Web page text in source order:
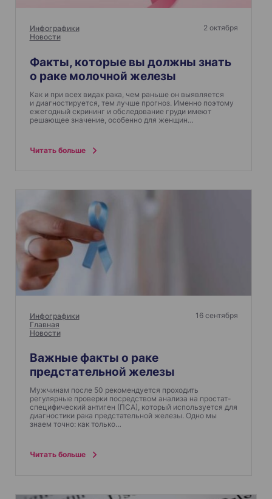
Инфографики
Новости
2 октября
Факты, которые вы должны знать
о раке молочной железы
Как и при всех видах рака, чем раньше он выявляется
и диагностируется, тем лучше прогноз. Именно поэтому
ежегодный скрининг и обследование груди имеют
решающее значение, особенно для женщин…
Читать больше
Инфографики
Главная
Новости
16 сентября
Важные факты о раке
предстательной железы
Мужчинам после 50 рекомендуется проходить
регулярные проверки посредством анализа на простат-
специфический антиген (ПСА), который используется для
диагностики рака предстательной железы. Одно мы
знаем точно: как только…
Читать больше